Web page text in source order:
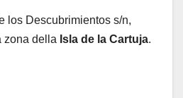
los Descubrimientos s/n,
zona della Isla de la Cartuja.